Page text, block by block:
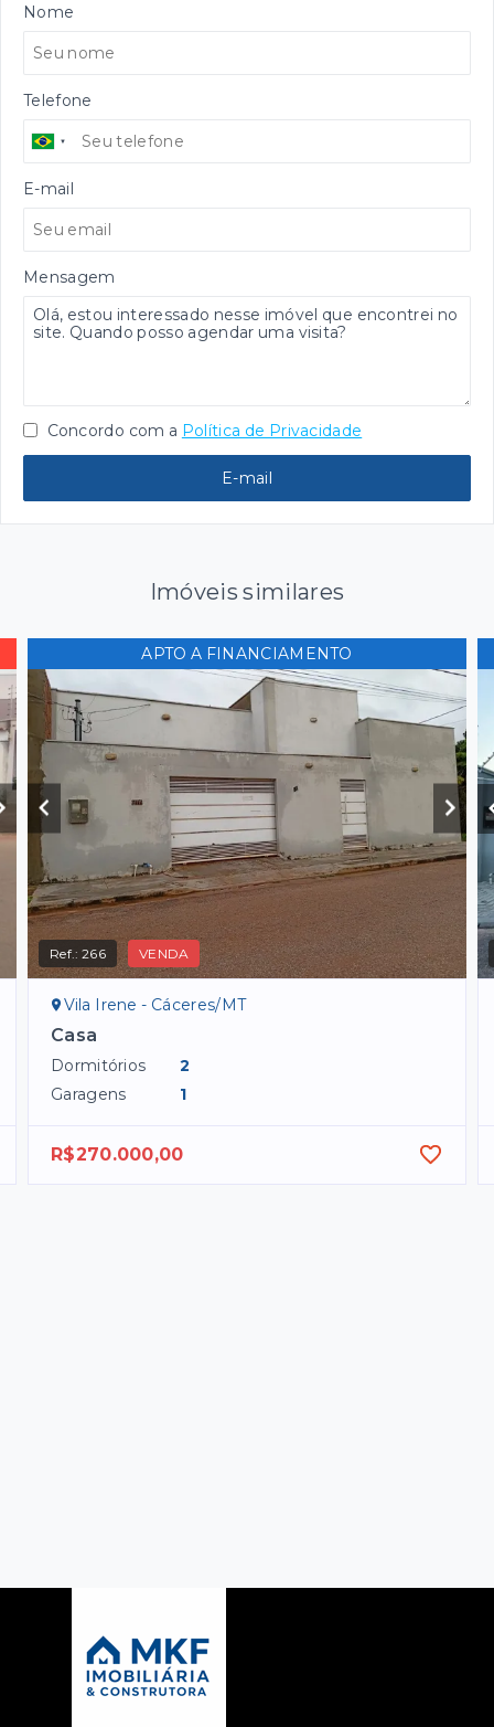
Nome
Telefone
E-mail
Mensagem
Concordo com a Política de Privacidade
E-mail
Imóveis similares
APTO A FINANCIAMENTO
Ref.:266 VENDA
Vila Irene - Cáceres/MT
Casa
Dormitórios
2
Garagens
1
R$270.000,00